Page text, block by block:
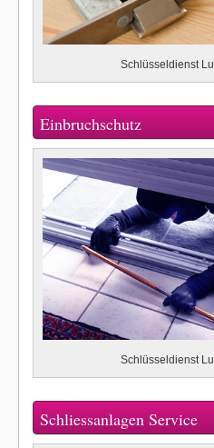
Schlüsseldienst
Einbruchschutz
Schlüsseldienst
Schliessanlagen Service